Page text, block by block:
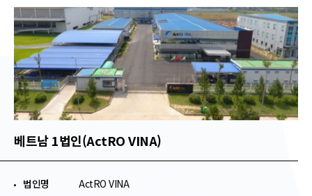
베트남 1법인(ActRO VINA)
법인명
ActRO VINA